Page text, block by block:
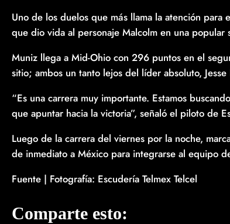
Uno de los duelos que más llama la atención
que dio vida al personaje Malcolm en una
Muniz llega a Mid-Ohio con 296 puntos en el
sitio; ambos un tanto lejos del líder absoluto,
“Es una carrera muy importante. Estamos
que apuntar hacia la victoria”, señaló el piloto de
Luego de la carrera del viernes por la noche,
de inmediato a México para integrarse al equipo
Fuente | Fotografía: Escudería Telmex Telcel
Comparte esto: